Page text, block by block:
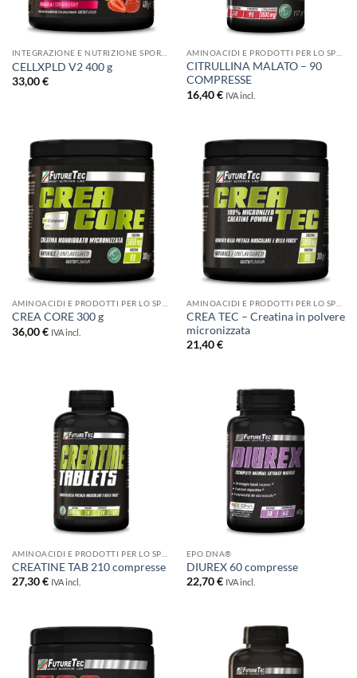
INTEGRAZIONE E NUTRIZIONE SPORTIVA
CELLXPLD V2 400 g
33,00€
AMINOACIDI E PRODOTTI PER LO SPORT
CITRULLINA MALATO – 90
COMPRESSE
16,40€ IVA incl.
CREA CORE 300 g
36,00€ IVA incl.
CREA TEC – Creatina in polvere
micronizzata
21,40€
CREATINE TAB 210 compresse
27,30€ IVA incl.
EPO DNA®
DIUREX 60 compresse
22,70€ IVA incl.